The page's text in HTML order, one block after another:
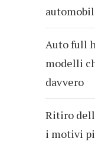
Auto full
modelli
davvero
Ritiro
i motivi